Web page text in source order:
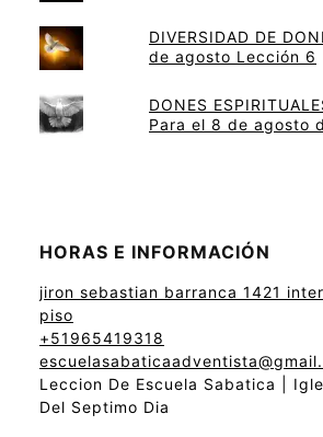
DIVERSIDAD DE
de agosto Lección 6
DONES
Para el 8 de agosto
HORAS E INFORMACIÓN
jiron sebastian barranca 1421
piso
+51965419318
Leccion De Escuela Sabatica |
Del Septimo Dia